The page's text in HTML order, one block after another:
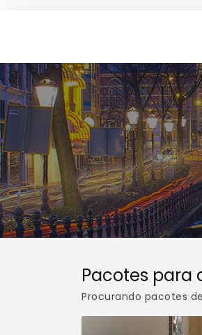
Pacotes para
Procurando pacotes